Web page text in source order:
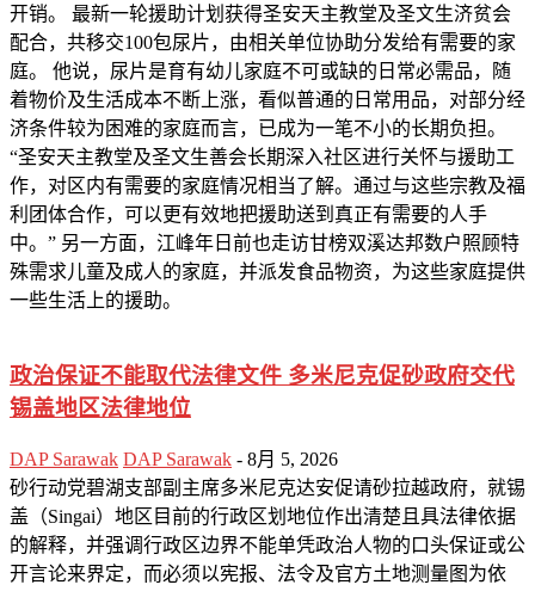
开销。 最新一轮援助计划获得圣安天主教堂及圣文生济贫会
配合，共移交100包尿片，由相关单位协助分发给有需要的家
庭。 他说，尿片是育有幼儿家庭不可或缺的日常必需品，随
着物价及生活成本不断上涨，看似普通的日常用品，对部分经
济条件较为困难的家庭而言，已成为一笔不小的长期负担。
“圣安天主教堂及圣文生善会长期深入社区进行关怀与援助工
作，对区内有需要的家庭情况相当了解。通过与这些宗教及福
利团体合作，可以更有效地把援助送到真正有需要的人手
中。” 另一方面，江峰年日前也走访甘榜双溪达邦数户照顾特
殊需求儿童及成人的家庭，并派发食品物资，为这些家庭提供
一些生活上的援助。
政治保证不能取代法律文件 多米尼克促砂政府交代
锡盖地区法律地位
DAP Sarawak DAP Sarawak - 8月 5, 2026
砂行动党碧湖支部副主席多米尼克达安促请砂拉越政府，就锡
盖（Singai）地区目前的行政区划地位作出清楚且具法律依据
的解释，并强调行政区边界不能单凭政治人物的口头保证或公
开言论来界定，而必须以宪报、法令及官方土地测量图为依